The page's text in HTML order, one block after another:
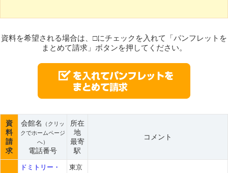
資料を希望される場合は、□にチェックを入れて「パンフレットを
まとめて請求」ボタンを押してください。
資
料
請
求
会館名
（クリッ
クでホームページ
へ）
電話番号
所在
地
最寄
駅
コメント
ドミトリー・
東京